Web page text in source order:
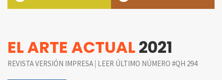
EL ARTE ACTUAL2021
REVISTA VERSIÓN IMPRESA | LEER ÚLTIMO NÚMERO #QH 294